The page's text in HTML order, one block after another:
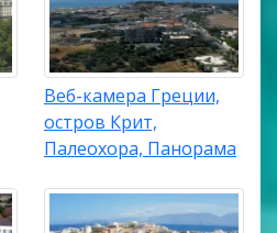
Веб-камера Греции,
остров Крит,
Палеохора, Панорама